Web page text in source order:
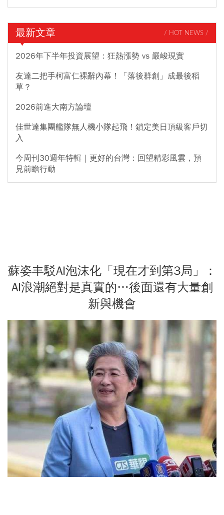
最新文章 / HOT NEWS /
2026年下半年投資展望：狂熱漲勢 vs 嚴峻現實
友達二把手柯富仁裸辭內幕！「落後群創」成最後稻
草？
2026前進大南方論壇
佳世達集團艦隊無人機小隊起飛！鎖定美日頂級客戶切
入
今周刊30週年特輯｜更好的台灣：回望精彩風雲，預
見前瞻行動
蘇姿丰駁AI泡沫化「現在才到第3局」：
AI浪潮絕對是真實的…後面還有大量創
新與機會